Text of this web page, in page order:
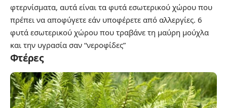
φτερνίσματα, αυτά είναι τα φυτά εσωτερικού χώρου που
πρέπει να αποφύγετε εάν υποφέρετε από αλλεργίες. 6
φυτά εσωτερικού χώρου που τραβάνε τη μαύρη μούχλα
και την υγρασία σαν “νεροφίδες”
Φτέρες